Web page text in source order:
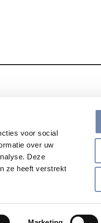
voor social
over uw
Deze
ze heeft verstrekt
Blijf op de hoogte met onze